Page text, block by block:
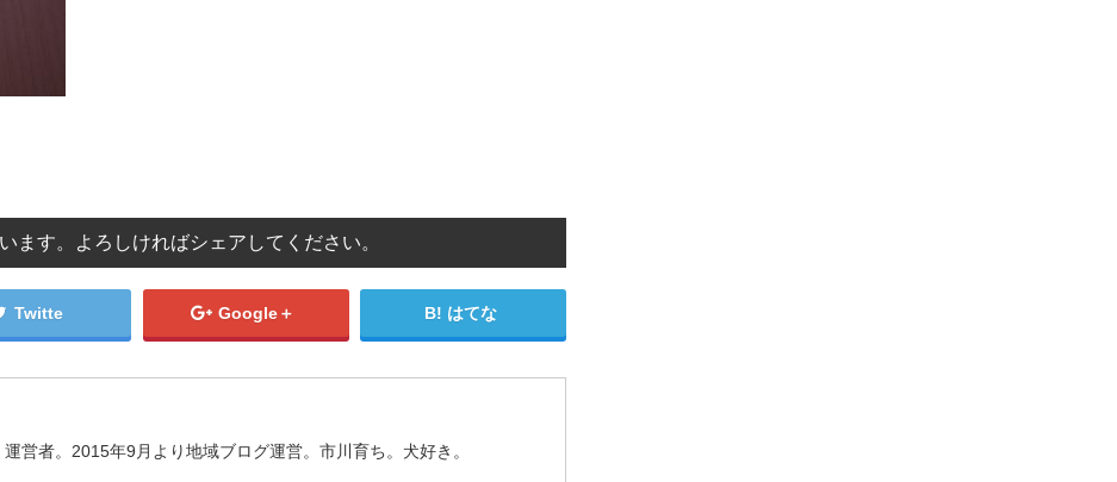
ます。よろしければシェアしてください。
Twitte Google＋ はてな
運営者。2015年9月より地域ブログ運営。市川育ち。犬好き。